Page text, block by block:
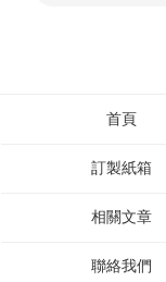
首頁
訂製紙箱
相關文章
聯絡我們